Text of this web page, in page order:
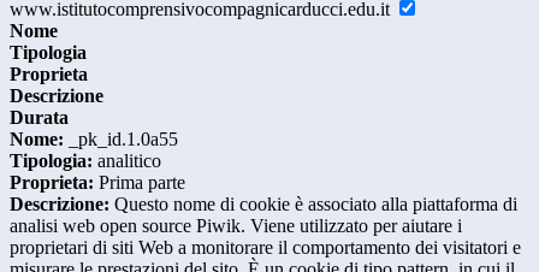
www.istitutocomprensivocompagnicarducci.edu.it
Nome
Tipologia
Proprieta
Descrizione
Durata
Nome: _pk_id.1.0a55
Tipologia: analitico
Proprieta: Prima parte
Descrizione: Questo nome di cookie è associato alla piattaforma di
analisi web open source Piwik. Viene utilizzato per aiutare i
proprietari di siti Web a monitorare il comportamento dei visitatori e